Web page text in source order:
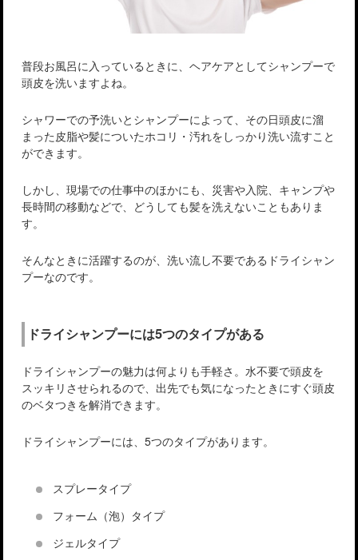
普段お風呂に入っているときに、ヘアケアとしてシャンプーで
頭皮を洗いますよね。
シャワーでの予洗いとシャンプーによって、その日頭皮に溜
まった皮脂や髪についたホコリ・汚れをしっかり洗い流すこと
ができます。
しかし、現場での仕事中のほかにも、災害や入院、キャンプや
長時間の移動などで、どうしても髪を洗えないこともありま
す。
そんなときに活躍するのが、洗い流し不要であるドライシャン
プーなのです。
ドライシャンプーには5つのタイプがある
ドライシャンプーの魅力は何よりも手軽さ。水不要で頭皮を
スッキリさせられるので、出先でも気になったときにすぐ頭皮
のベタつきを解消できます。
ドライシャンプーには、5つのタイプがあります。
スプレータイプ
フォーム（泡）タイプ
ジェルタイプ